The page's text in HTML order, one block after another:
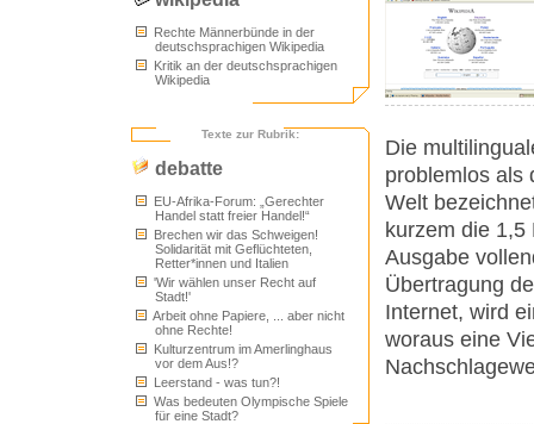
Rechte Männerbünde in der
deutschsprachigen Wikipedia
Kritik an der deutschsprachigen
Wikipedia
Texte zur Rubrik:
debatte
EU-Afrika-Forum: „Gerechter
Handel statt freier Handel!“
Brechen wir das Schweigen!
Solidarität mit Geflüchteten,
Retter*innen und Italien
'Wir wählen unser Recht auf
Stadt!'
Arbeit ohne Papiere, ... aber nicht
ohne Rechte!
Kulturzentrum im Amerlinghaus
vor dem Aus!?
Leerstand - was tun?!
Was bedeuten Olympische Spiele
für eine Stadt?
Die
problemlos als
Welt
kurzem die 1,5
Ausgabe
Übertragung
Internet, wird
woraus eine